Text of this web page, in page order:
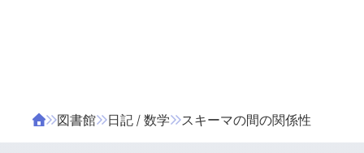
図書館 日記 / 数学 スキーマの間の関係性